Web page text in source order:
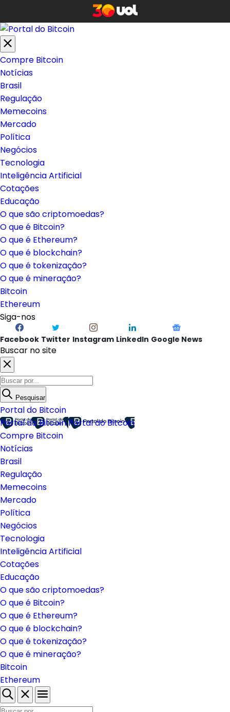
Compre Bitcoin
Notícias
Brasil
Regulação
Memecoins
Mercado
Política
Negócios
Tecnologia
Inteligência Artificial
Cotações
Educação
O que são criptomoedas?
O que é Bitcoin?
O que é Ethereum?
O que é blockchain?
O que é tokenização?
O que é mineração?
Bitcoin
Ethereum
Siga-nos
Facebook Twitter Instagram LinkedIn Google News
Buscar no site
Pesquisar
Portal do Bitcoin
Portal do BitcoinPortal do Bitcoin
Compre Bitcoin
Notícias
Brasil
Regulação
Memecoins
Mercado
Política
Negócios
Tecnologia
Inteligência Artificial
Cotações
Educação
O que são criptomoedas?
O que é Bitcoin?
O que é Ethereum?
O que é blockchain?
O que é tokenização?
O que é mineração?
Bitcoin
Ethereum